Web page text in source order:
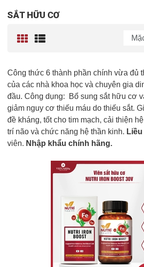
SẮT HỮU CƠ
Công thức 6 thành phần chính vừa đủ
của các nhà khoa học và chuyên gia
đầu. Công dụng: Bổ sung sắt hữu cơ
giảm nguy cơ thiếu máu do thiếu sắt.
đề kháng, tốt cho tim mạch, cải thiện
trí não và chức năng hệ thần kinh.
viên. Nhập khẩu chính hãng.